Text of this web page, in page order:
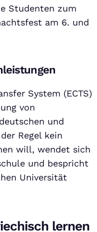
Studenten zum
am 6. und
System (ECTS)
von
und
Regel kein
will, wendet sich
und bespricht
Universität
lernen